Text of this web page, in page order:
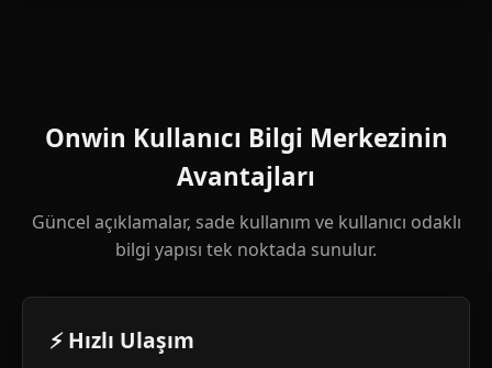
Onwin Kullanıcı Bilgi Merkezinin
Avantajları
Güncel açıklamalar, sade kullanım ve kullanıcı odaklı
bilgi yapısı tek noktada sunulur.
⚡ Hızlı Ulaşım